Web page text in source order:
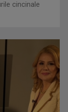
cincinale